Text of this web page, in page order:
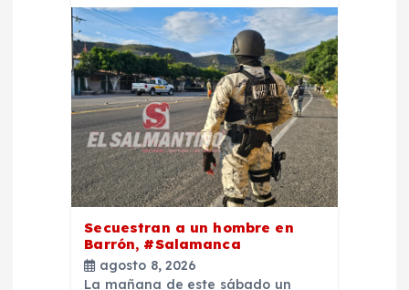
Secuestran a un hombre en
Barrón, #Salamanca
agosto 8, 2026
La mañana de este sábado un